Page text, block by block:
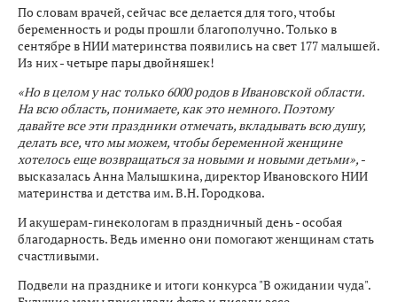
По словам врачей, сейчас все делается для того, чтобы
беременность и роды прошли благополучно. Только в
сентябре в НИИ материнства появились на свет 177 малышей.
Из них - четыре пары двойняшек!
«Но в целом у нас только 6000 родов в Ивановской области.
На всю область, понимаете, как это немного. Поэтому
давайте все эти праздники отмечать, вкладывать всю душу,
делать все, что мы можем, чтобы беременной женщине
хотелось еще возвращаться за новыми и новыми детьми», -
высказалась Анна Малышкина, директор Ивановского НИИ
материнства и детства им. В.Н. Городкова.
И акушерам-гинекологам в праздничный день - особая
благодарность. Ведь именно они помогают женщинам стать
счастливыми.
Подвели на празднике и итоги конкурса "В ожидании чуда".